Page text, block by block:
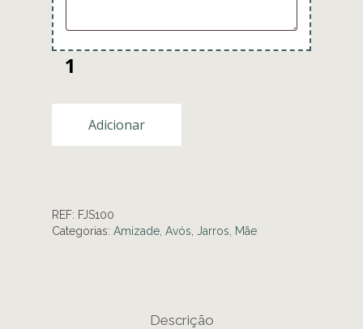
Adicionar
REF: FJS100
Categorias: Amizade Avós Jarros Mãe
Descrição